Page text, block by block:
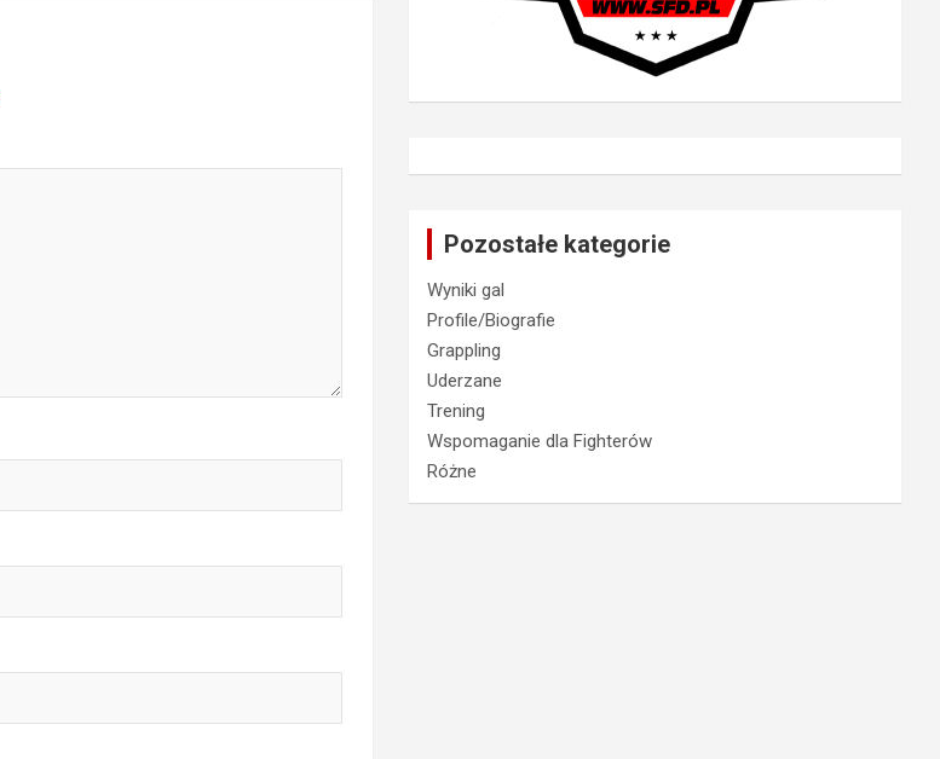
Pozostałe kategorie
Wyniki gal
Profile/Biografie
Grappling
Uderzane
Trening
Wspomaganie dla Fighterów
Różne